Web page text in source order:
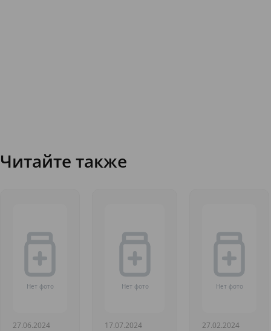
Читайте также
27.06.2024 17.07.2024 27.02.2024